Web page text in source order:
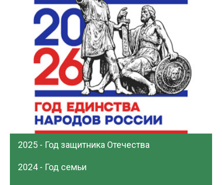
2025 - Год защитника Отечества
2024 - Год семьи